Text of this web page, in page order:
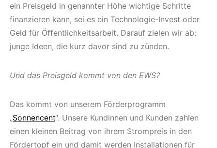
ein Preisgeld in genannter Höhe wichtige Schritte
finanzieren kann, sei es ein Technologie-Invest oder
Geld für Öffentlichkeitsarbeit. Darauf zielen wir ab:
junge Ideen, die kurz davor sind zu zünden.
Und das Preisgeld kommt von den EWS?
Das kommt von unserem Förderprogramm
„Sonnencent“. Unsere Kundinnen und Kunden zahlen
einen kleinen Beitrag von ihrem Strompreis in den
Fördertopf ein und damit werden Installationen für